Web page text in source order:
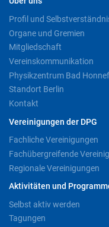
Profil und
Organe und Gremien
Mitgliedschaft
Vereinskommunikation
Physikzentrum Bad Honnef
Standort Berlin
Kontakt
Vereinigungen der DPG
Fachliche Vereinigungen
Fachübergreifende
Regionale Vereinigungen
Aktivitäten und
Selbst aktiv werden
Tagungen